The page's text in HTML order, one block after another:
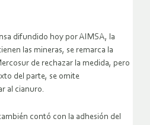
difundido hoy por AIMSA, la
las mineras, se remarca la
de rechazar la medida, pero
del parte, se omite
al cianuro.
contó con la adhesión del